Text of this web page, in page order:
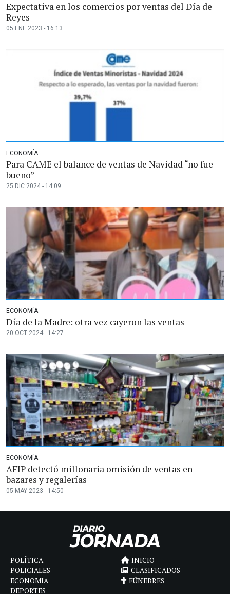
Expectativa en los comercios por ventas del Día de
Reyes
05 ENE 2023 - 16:13
ECONOMÍA
Para CAME el balance de ventas de Navidad “no fue
bueno”
25 DIC 2024 - 14:09
ECONOMÍA
Día de la Madre: otra vez cayeron las ventas
20 OCT 2024 - 14:27
ECONOMÍA
AFIP detectó millonaria omisión de ventas en
bazares y regalerías
05 MAY 2023 - 14:50
POLÍTICA
POLICIALES
ECONOMIA
DEPORTES
INICIO
CLASIFICADOS
FÚNEBRES